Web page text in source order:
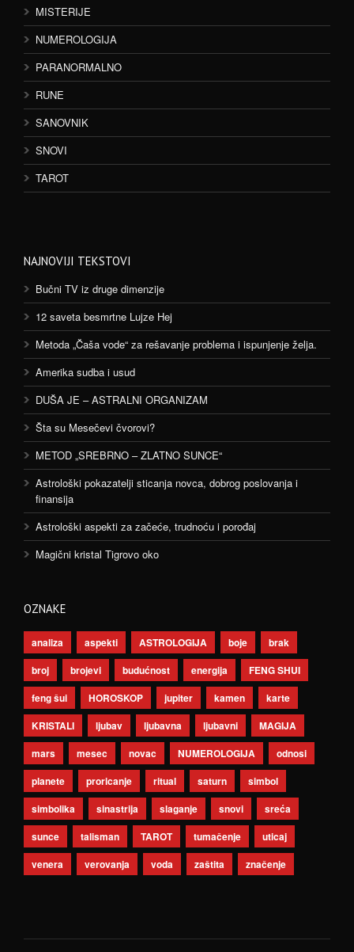
MISTERIJE
NUMEROLOGIJA
PARANORMALNO
RUNE
SANOVNIK
SNOVI
TAROT
NAJNOVIJI TEKSTOVI
Bučni TV iz druge dimenzije
12 saveta besmrtne Lujze Hej
Metoda „Čaša vode“ za rešavanje problema i ispunjenje želja.
Amerika sudba i usud
DUŠA JE – ASTRALNI ORGANIZAM
Šta su Mesečevi čvorovi?
METOD „SREBRNO – ZLATNO SUNCE“
Astrološki pokazatelji sticanja novca, dobrog poslovanja i
finansija
Astrološki aspekti za začeće, trudnoću i porođaj
Magični kristal Tigrovo oko
OZNAKE
analiza aspekti ASTROLOGIJA boje
brak
broj
brojevi budućnost energija
FENG SHUI
feng šui
HOROSKOP jupiter kamen
karte
KRISTALI
ljubav ljubavna ljubavni
MAGIJA
mars
mesec novac NUMEROLOGIJA
odnosi
planete
proricanje ritual saturn
simbol
simbolika
sinastrija slaganje snovi
sreća
sunce
talisman TAROT tumačenje
uticaj
venera
verovanja voda zaštita značenje